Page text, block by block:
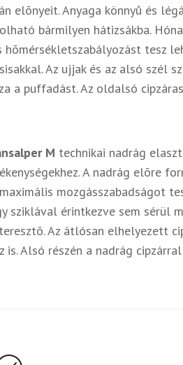
elõnyeit. Anyaga könnyû és
bármilyen hátizsákba.
hõmérsékletszabályozást tesz
Az ujjak és az alsó szél
a puffadást. Az oldalsó
M technikai nadrág
A nadrág elõre
mozgásszabadságot
sziklával érintkezve sem sérül
Az átlósan elhelyezett
is. Alsó részén a nadrág